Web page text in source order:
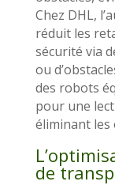
Chez DHL,
réduit les
sécurité via
ou
des robots
pour une
éliminant les
de